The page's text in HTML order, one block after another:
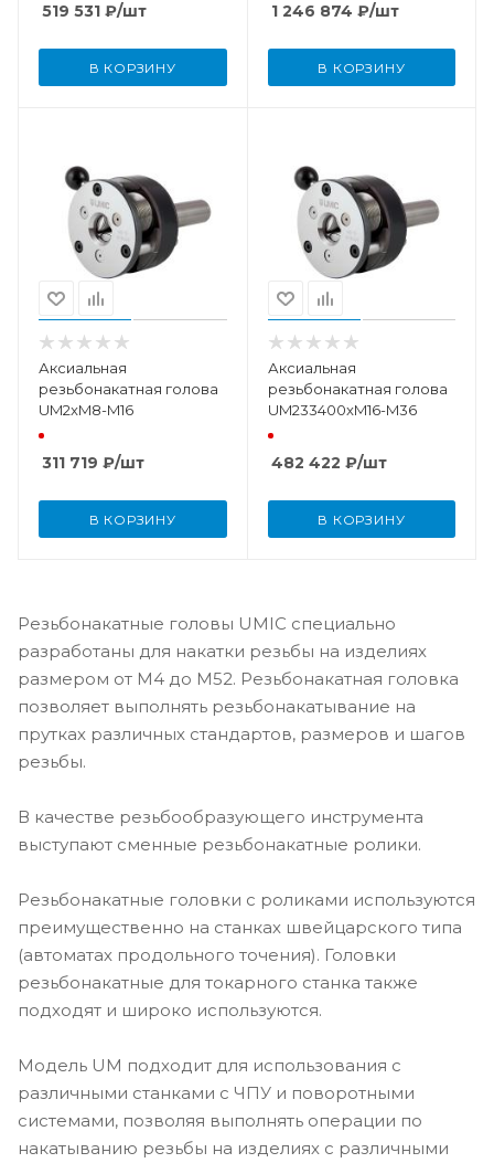
519 531 ₽/шт
В КОРЗИНУ
1 246 874 ₽/шт
В КОРЗИНУ
Аксиальная
резьбонакатная голова
UM2xM8-M16
311 719 ₽/шт
В КОРЗИНУ
Аксиальная
резьбонакатная голова
UM233400xM16-M36
482 422 ₽/шт
В КОРЗИНУ
Резьбонакатные головы UMIC специально
разработаны для накатки резьбы на изделиях
размером от M4 до M52. Резьбонакатная головка
позволяет выполнять резьбонакатывание на
прутках различных стандартов, размеров и шагов
резьбы.
В качестве резьбообразующего инструмента
выступают сменные резьбонакатные ролики.
Резьбонакатные головки с роликами используются
преимущественно на станках швейцарского типа
(автоматах продольного точения). Головки
резьбонакатные для токарного станка также
подходят и широко используются.
Модель UM подходит для использования с
различными станками с ЧПУ и поворотными
системами, позволяя выполнять операции по
накатыванию резьбы на изделиях с различными